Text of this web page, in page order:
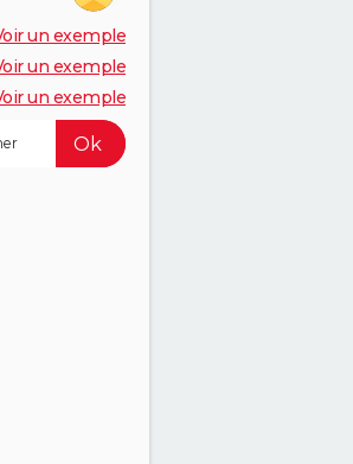
un exemple
un exemple
un exemple